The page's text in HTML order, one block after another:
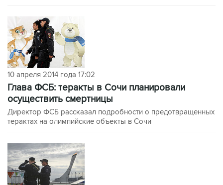
10 апреля 2014 года 17:02
Глава ФСБ: теракты в Сочи планировали
осуществить смертницы
Директор ФСБ рассказал подробности о предотвращенных
терактах на олимпийские объекты в Сочи